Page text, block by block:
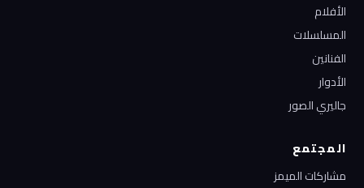
الأفلام
المسلسلات
الفنانين
الأدوار
جاليري الصور
المجتمع
مشاركات الميمز